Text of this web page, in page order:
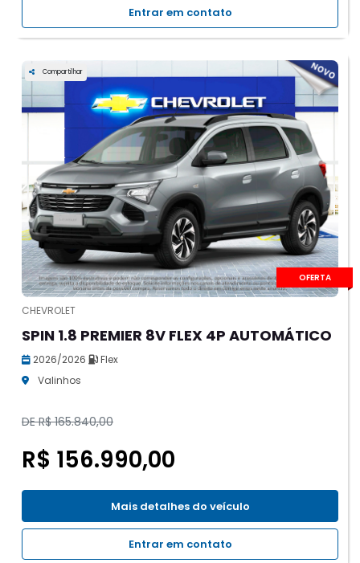
Entrar em contato
OFERTA
Compartilhar
CHEVROLET
SPIN 1.8 PREMIER 8V FLEX 4P AUTOMÁTICO
2026/2026
Flex
Valinhos
DE R$ 165.840,00
R$ 156.990,00
Mais detalhes do veículo
Entrar em contato